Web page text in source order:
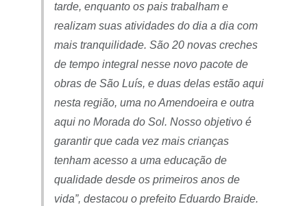
tarde, enquanto os pais trabalham e
realizam suas atividades do dia a dia com
mais tranquilidade. São 20 novas creches
de tempo integral nesse novo pacote de
obras de São Luís, e duas delas estão aqui
nesta região, uma no Amendoeira e outra
aqui no Morada do Sol. Nosso objetivo é
garantir que cada vez mais crianças
tenham acesso a uma educação de
qualidade desde os primeiros anos de
vida”, destacou o prefeito Eduardo Braide.